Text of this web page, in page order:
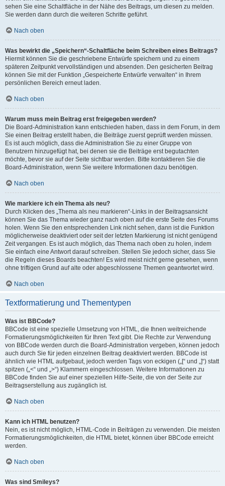
sehen Sie eine Schaltfläche in der Nähe des Beitrags, um diesen zu melden.
Sie werden dann durch die weiteren Schritte geführt.
Nach oben
Was bewirkt die „Speichern“-Schaltfläche beim Schreiben eines Beitrags?
Hiermit können Sie die geschriebene Entwürfe speichern und zu einem
späteren Zeitpunkt vervollständigen und absenden. Den gesicherten Beitrag
können Sie mit der Funktion „Gespeicherte Entwürfe verwalten“ in Ihrem
persönlichen Bereich erneut laden.
Nach oben
Warum muss mein Beitrag erst freigegeben werden?
Die Board-Administration kann entschieden haben, dass in dem Forum, in dem
Sie einen Beitrag erstellt haben, die Beiträge zuerst geprüft werden müssen.
Es ist auch möglich, dass die Administration Sie zu einer Gruppe von
Benutzern hinzugefügt hat, bei denen sie die Beiträge erst begutachten
möchte, bevor sie auf der Seite sichtbar werden. Bitte kontaktieren Sie die
Board-Administration, wenn Sie weitere Informationen dazu benötigen.
Nach oben
Wie markiere ich ein Thema als neu?
Durch Klicken des „Thema als neu markieren“-Links in der Beitragsansicht
können Sie das Thema wieder ganz nach oben auf die erste Seite des Forums
holen. Wenn Sie den entsprechenden Link nicht sehen, dann ist die Funktion
möglicherweise deaktiviert oder seit der letzten Markierung ist nicht genügend
Zeit vergangen. Es ist auch möglich, das Thema nach oben zu holen, indem
Sie einfach eine Antwort darauf schreiben. Stellen Sie jedoch sicher, dass Sie
die Regeln dieses Boards beachten! Es wird meist nicht gerne gesehen, wenn
ohne triftigen Grund auf alte oder abgeschlossene Themen geantwortet wird.
Nach oben
Textformatierung und Thementypen
Was ist BBCode?
BBCode ist eine spezielle Umsetzung von HTML, die Ihnen weitreichende
Formatierungsmöglichkeiten für Ihren Text gibt. Die Rechte zur Verwendung
von BBCode werden durch die Board-Administration vergeben, können jedoch
auch durch Sie für jeden einzelnen Beitrag deaktiviert werden. BBCode ist
ähnlich wie HTML aufgebaut, jedoch werden Tags von eckigen („[“ und „]“) statt
spitzen („<“ und „>“) Klammern eingeschlossen. Weitere Informationen zu
BBCode finden Sie auf einer speziellen Hilfe-Seite, die von der Seite zur
Beitragserstellung aus zugänglich ist.
Nach oben
Kann ich HTML benutzen?
Nein, es ist nicht möglich, HTML-Code in Beiträgen zu verwenden. Die meisten
Formatierungsmöglichkeiten, die HTML bietet, können über BBCode erreicht
werden.
Nach oben
Was sind Smileys?